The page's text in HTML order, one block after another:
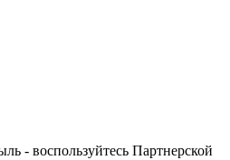
- воспользуйтесь Партнерской